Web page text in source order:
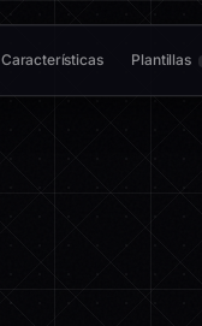
Características Plantillas